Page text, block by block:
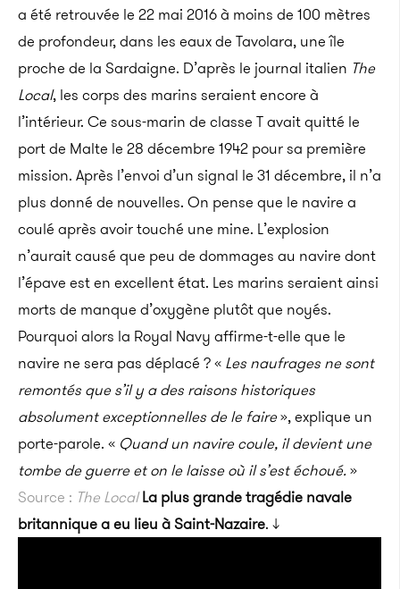
a été retrouvée le 22 mai 2016 à moins de 100 mètres
de profondeur, dans les eaux de Tavolara, une île
proche de la Sardaigne. D’après le journal italien The
Local, les corps des marins seraient encore à
l’intérieur. Ce sous-marin de classe T avait quitté le
port de Malte le 28 décembre 1942 pour sa première
mission. Après l’envoi d’un signal le 31 décembre, il n’a
plus donné de nouvelles. On pense que le navire a
coulé après avoir touché une mine. L’explosion
n’aurait causé que peu de dommages au navire dont
l’épave est en excellent état. Les marins seraient ainsi
morts de manque d’oxygène plutôt que noyés.
Pourquoi alors la Royal Navy affirme-t-elle que le
navire ne sera pas déplacé ? « Les naufrages ne sont
remontés que s’il y a des raisons historiques
absolument exceptionnelles de le faire», explique un
porte-parole. « Quand un navire coule, il devient une
tombe de guerre et on le laisse où il s’est échoué.»
Source : The Local La plus grande tragédie navale
britannique a eu lieu à Saint-Nazaire. ↓